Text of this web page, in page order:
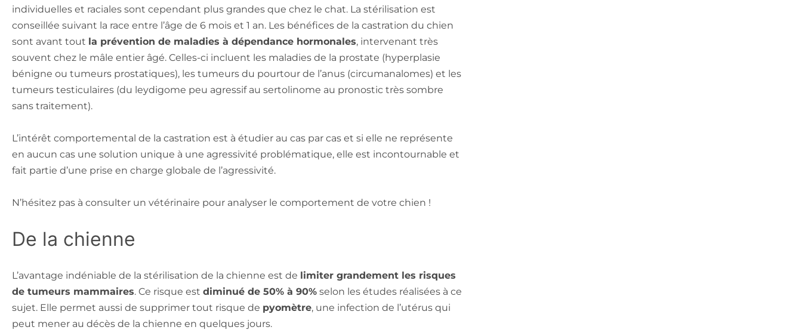
individuelles et raciales sont cependant plus grandes que chez le chat. La stérilisation est
conseillée suivant la race entre l’âge de 6 mois et 1 an. Les bénéfices de la castration du chien
sont avant tout la prévention de maladies à dépendance hormonales, intervenant très
souvent chez le mâle entier âgé. Celles-ci incluent les maladies de la prostate (hyperplasie
bénigne ou tumeurs prostatiques), les tumeurs du pourtour de l’anus (circumanalomes) et les
tumeurs testiculaires (du leydigome peu agressif au sertolinome au pronostic très sombre
sans traitement).
L’intérêt comportemental de la castration est à étudier au cas par cas et si elle ne représente
en aucun cas une solution unique à une agressivité problématique, elle est incontournable et
fait partie d’une prise en charge globale de l’agressivité.
N’hésitez pas à consulter un vétérinaire pour analyser le comportement de votre chien !
De la chienne
L’avantage indéniable de la stérilisation de la chienne est de limiter grandement les risques
de tumeurs mammaires. Ce risque est diminué de 50% à 90% selon les études réalisées à ce
sujet. Elle permet aussi de supprimer tout risque de pyomètre, une infection de l’utérus qui
peut mener au décès de la chienne en quelques jours.